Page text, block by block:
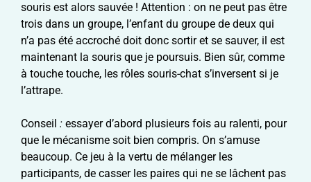
souris est alors sauvée ! Attention : on ne peut pas être
trois dans un groupe, l’enfant du groupe de deux qui
n’a pas été accroché doit donc sortir et se sauver, il est
maintenant la souris que je poursuis. Bien sûr, comme
à touche touche, les rôles souris-chat s’inversent si je
l’attrape.
Conseil : essayer d’abord plusieurs fois au ralenti, pour
que le mécanisme soit bien compris. On s’amuse
beaucoup. Ce jeu à la vertu de mélanger les
participants, de casser les paires qui ne se lâchent pas